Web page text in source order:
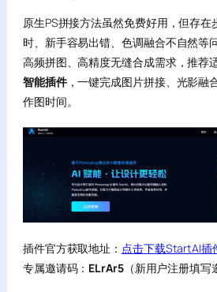
原生PS拼接方法虽然免费好用，但存
时、新手容易出错、色调融合不自然等
高频拼图、高精度无缝合成需求，推荐
智能插件，一键完成图片拼接、光影融
作图时间。
插件官方获取地址： 点击下载StartAI插
专属邀请码： ELrAr5（新用户注册填写